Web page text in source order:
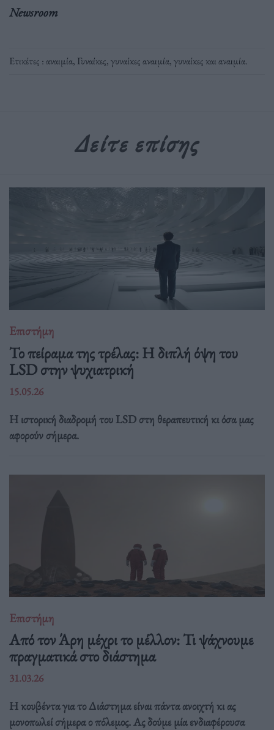
Newsroom
Ετικέτες :αναιμία, Γυναίκες,γυναίκες αναιμία,γυναίκες και αναιμία.
Δείτε επίσης
Επιστήμη
Το πείραμα της τρέλας: Η διπλή όψη του
LSD στην ψυχιατρική
15.05.26
Η ιστορική διαδρομή του LSD στη θεραπευτική κι όσα μας
αφορούν σήμερα.
Επιστήμη
Από τον Άρη μέχρι το μέλλον: Τι ψάχνουμε
πραγματικά στο διάστημα
31.03.26
Η κουβέντα για το Διάστημα είναι πάντα ανοιχτή κι ας
μονοπωλεί σήμερα ο πόλεμος. Ας δούμε μία ενδιαφέρουσα